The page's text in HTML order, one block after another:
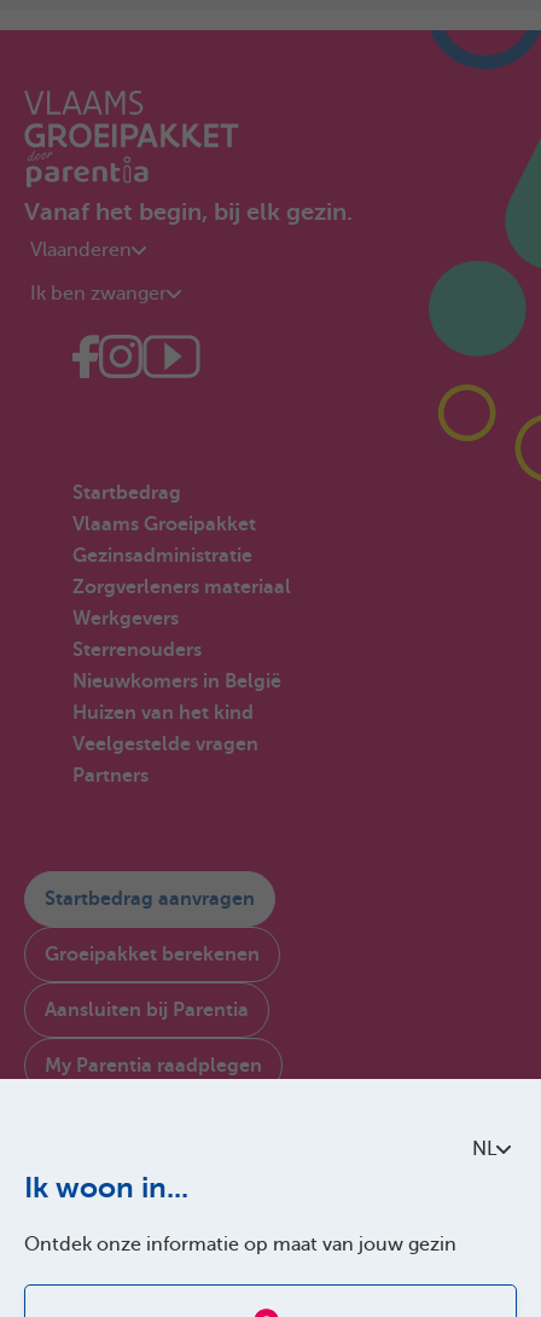
NL
Ik woon in...
Ontdek onze informatie op maat van jouw gezin
Vanaf het begin, bij elk gezin.
Vlaanderen
Ik ben zwanger
Startbedrag
Vlaams Groeipakket
Gezinsadministratie
Zorgverleners materiaal
Werkgevers
Sterrenouders
Nieuwkomers in België
Huizen van het kind
Veelgestelde vragen
Partners
Startbedrag aanvragen
Groeipakket berekenen
Aansluiten bij Parentia
My Parentia raadplegen
Over Parentia
Toegankelijkheid